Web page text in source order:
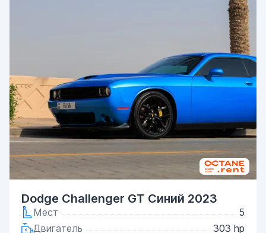
Dodge Challenger GT Синий 2023
Мест
5
Двигатель
303 hp